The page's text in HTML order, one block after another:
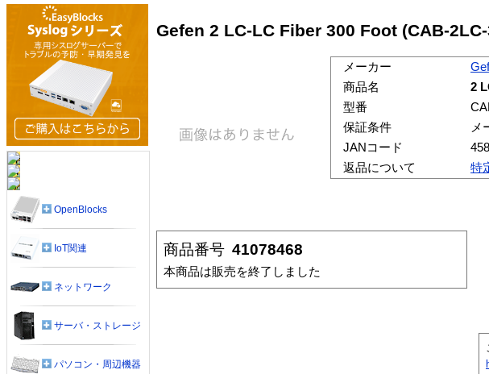
Gefen 2 LC-LC Fiber 300 Foot (CAB-
メーカー
商品名
2
型番
保証条件
メ
JANコード
返品について
特
商品番号 41078468
本商品は販売を終了しました
OpenBlocks
IoT関連
ネットワーク
サーバ・ストレージ
パソコン・周辺機器